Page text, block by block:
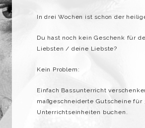
In drei Wochen ist schon der
Du hast noch kein Geschenk für
Liebsten / deine Liebste?
Kein Problem:
Einfach Bassunterricht
maßgeschneiderte Gutscheine für
Unterrichtseinheiten buchen.